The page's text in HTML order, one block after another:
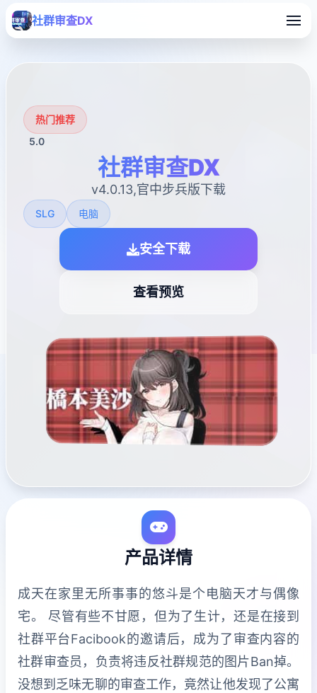
社群审查DX
热门推荐
5.0
社群审查DX
v4.0.13,官中步兵版下载
SLG 电脑
安全下载
查看预览
产品详情
成天在家里无所事事的悠斗是个电脑天才与偶像
宅。 尽管有些不甘愿，但为了生计，还是在接到
社群平台Facibook的邀请后，成为了审查内容的
社群审查员，负责将违反社群规范的图片Ban掉。
没想到乏味无聊的审查工作，竟然让他发现了公寓